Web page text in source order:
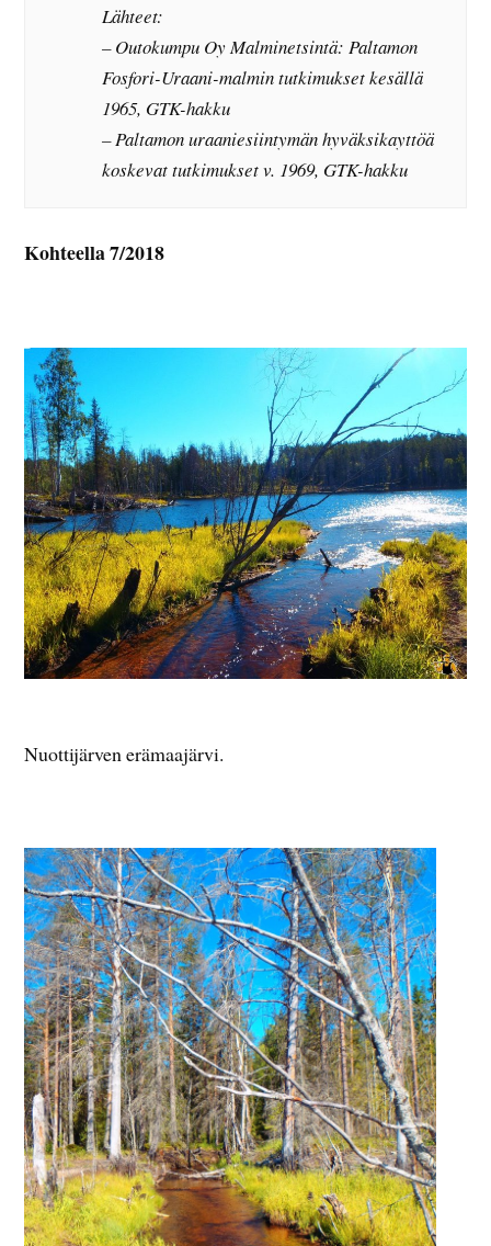
Lähteet:
– Outokumpu Oy Malminetsintä: Paltamon
Fosfori-Uraani-malmin tutkimukset kesällä
1965, GTK-hakku
– Paltamon uraaniesiintymän hyväksikayttöä
koskevat tutkimukset v. 1969, GTK-hakku
Kohteella 7/2018
Nuottijärven erämaajärvi.